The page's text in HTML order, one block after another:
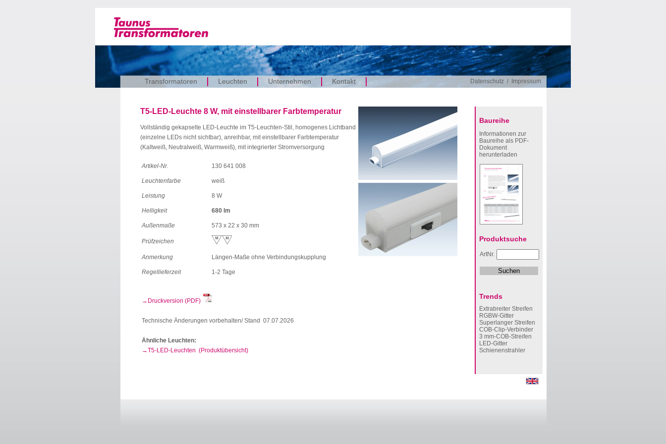
Transformatoren Leuchten Unternehmen Kontakt Datenschutz / Impressum
T5-LED-Leuchte 8 W, mit einstellbarer Farbtemperatur
Vollständig gekapselte LED-Leuchte im T5-Leuchten-Stil, homogenes Lichtband
(einzelne LEDs nicht sichtbar), anreihbar, mit einstellbarer Farbtemperatur
(Kaltweiß, Neutralweiß, Warmweiß), mit integrierter Stromversorgung
Artikel-Nr. 130 641 008
Leuchtenfarbe weiß
Leistung 8 W
Helligkeit 680 lm
Außenmaße 573 x 22 x 30 mm
Prüfzeichen
Anmerkung Längen-Maße ohne Verbindungskupplung
Regellieferzeit 1-2 Tage
Druckversion (PDF)
Technische Änderungen vorbehalten/ Stand 07.07.2026
Ähnliche Leuchten:
T5-LED-Leuchten (Produktübersicht)
Baureihe
Informationen zur
Baureihe als PDF-
Dokument
herunterladen
Produktsuche
ArtNr.
Trends
Extrabreiter Streifen
RGBW-Gitter
Superlanger Streifen
COB-Clip-Verbinder
3 mm-COB-Streifen
LED-Gitter
Schienenstrahler